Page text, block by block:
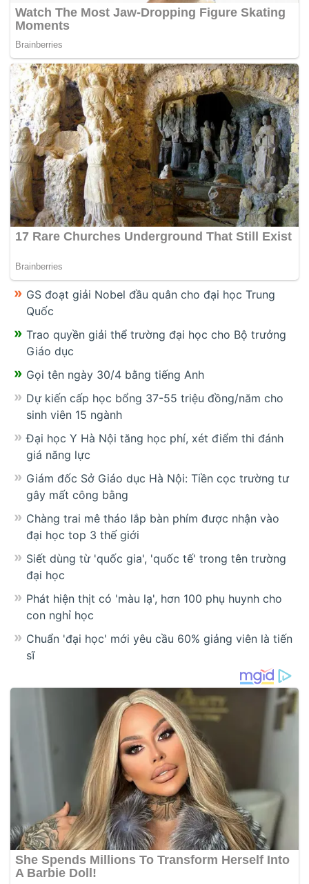
GS đoạt giải Nobel đầu quân cho đại học Trung
Quốc
Trao quyền giải thể trường đại học cho Bộ trưởng
Giáo dục
Gọi tên ngày 30/4 bằng tiếng Anh
Dự kiến cấp học bổng 37-55 triệu đồng/năm cho
sinh viên 15 ngành
Đại học Y Hà Nội tăng học phí, xét điểm thi đánh
giá năng lực
Giám đốc Sở Giáo dục Hà Nội: Tiền cọc trường tư
gây mất công bằng
Chàng trai mê tháo lắp bàn phím được nhận vào
đại học top 3 thế giới
Siết dùng từ 'quốc gia', 'quốc tế' trong tên trường
đại học
Phát hiện thịt có 'màu lạ', hơn 100 phụ huynh cho
con nghỉ học
Chuẩn 'đại học' mới yêu cầu 60% giảng viên là tiến
sĩ